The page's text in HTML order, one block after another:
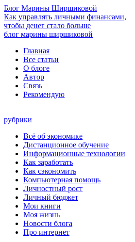
Блог Марины Ширшиковой
Как управлять личными финансами,
чтобы денег стало больше
блог марины ширшиковой
Главная
Все статьи
О блоге
Автор
Cвязь
Рекомендую
рубрики
Всё об экономике
Дистанционное обучение
Информационные технологии
Как заработать
Как сэкономить
Компьютерная помощь
Личностный рост
Личный бюджет
Мои книги
Моя жизнь
Новости блога
Про интернет